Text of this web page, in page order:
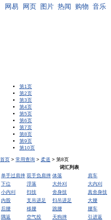
网易 网页 图片 热闻 购物 音乐
第1页
第2页
第3页
第4页
第5页
第6页
第7页
第8页
第9页
第10页
首页 > 常用查询 > 柔道 > 第8页
词汇列表
单手过肩摔 双手负肩摔 体落 肩车
下位
浮落 大外刈 大内刈
小内刈
扫技 舍身技 真舍身技
内股
支吊进足 扫吊进足 大腰
后腰
移腰 跳腰 腰车
隅返
空气投 天狗摔 引进返